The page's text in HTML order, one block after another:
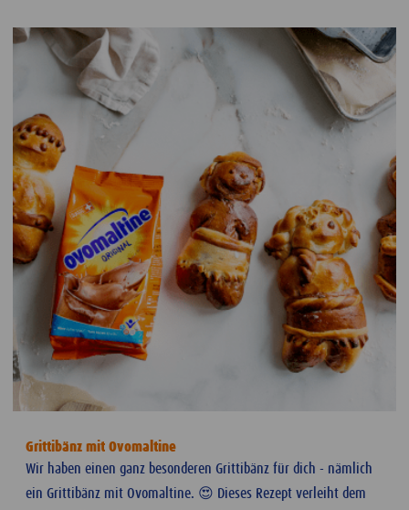
Grittibänz mit Ovomaltine
Wir haben einen ganz besonderen Grittibänz für dich - nämlich
ein Grittibänz mit Ovomaltine. 😍 Dieses Rezept verleiht dem